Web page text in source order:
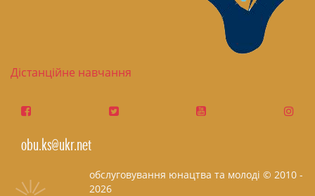
Дістанційне навчання
obu.ks@ukr.net
обслуговування юнацтва та молоді © 2010 -
2026